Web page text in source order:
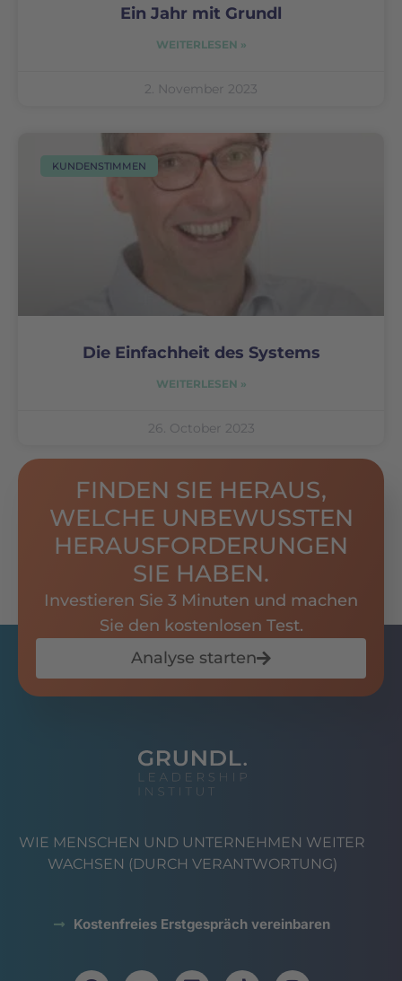
Ein Jahr mit Grundl
WEITERLESEN »
2. November 2023
KUNDENSTIMMEN
Die Einfachheit des Systems
WEITERLESEN »
26. October 2023
FINDEN SIE HERAUS,
WELCHE UNBEWUSSTEN
HERAUSFORDERUNGEN
SIE HABEN.
Investieren Sie 3 Minuten und machen
Sie den kostenlosen Test.
Analyse starten
WIE MENSCHEN UND UNTERNEHMEN WEITER
WACHSEN (DURCH VERANTWORTUNG)
Kostenfreies Erstgespräch vereinbaren